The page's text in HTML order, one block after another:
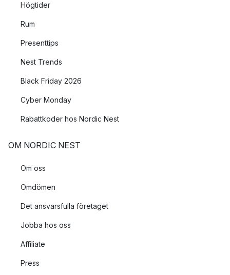
Högtider
Rum
Presenttips
Nest Trends
Black Friday 2026
Cyber Monday
Rabattkoder hos Nordic Nest
OM NORDIC NEST
Om oss
Omdömen
Det ansvarsfulla företaget
Jobba hos oss
Affiliate
Press